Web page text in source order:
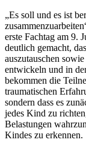
„Es soll und es ist
erste Fachtag am 9.
deutlich gemacht,
auszutauschen
entwickeln und in
bekommen die
traumatischen
sondern dass es
jedes Kind zu
Belastungen
Kindes zu erkennen.